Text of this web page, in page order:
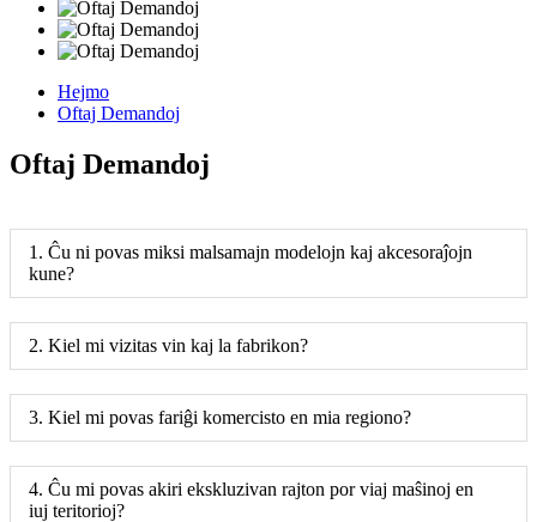
Hejmo
Oftaj Demandoj
Oftaj Demandoj
1. Ĉu ni povas miksi malsamajn modelojn kaj akcesoraĵojn
kune?
2. Kiel mi vizitas vin kaj la fabrikon?
3. Kiel mi povas fariĝi komercisto en mia regiono?
4. Ĉu mi povas akiri ekskluzivan rajton por viaj maŝinoj en
iuj teritorioj?